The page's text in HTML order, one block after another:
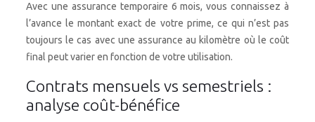
Avec une assurance temporaire 6 mois, vous connaissez à
l’avance le montant exact de votre prime, ce qui n’est pas
toujours le cas avec une assurance au kilomètre où le coût
final peut varier en fonction de votre utilisation.
Contrats mensuels vs semestriels :
analyse coût-bénéfice